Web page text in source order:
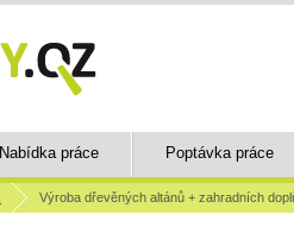
Nabídka práce Poptávka práce
Výroba dřevěných altánů + zahradních